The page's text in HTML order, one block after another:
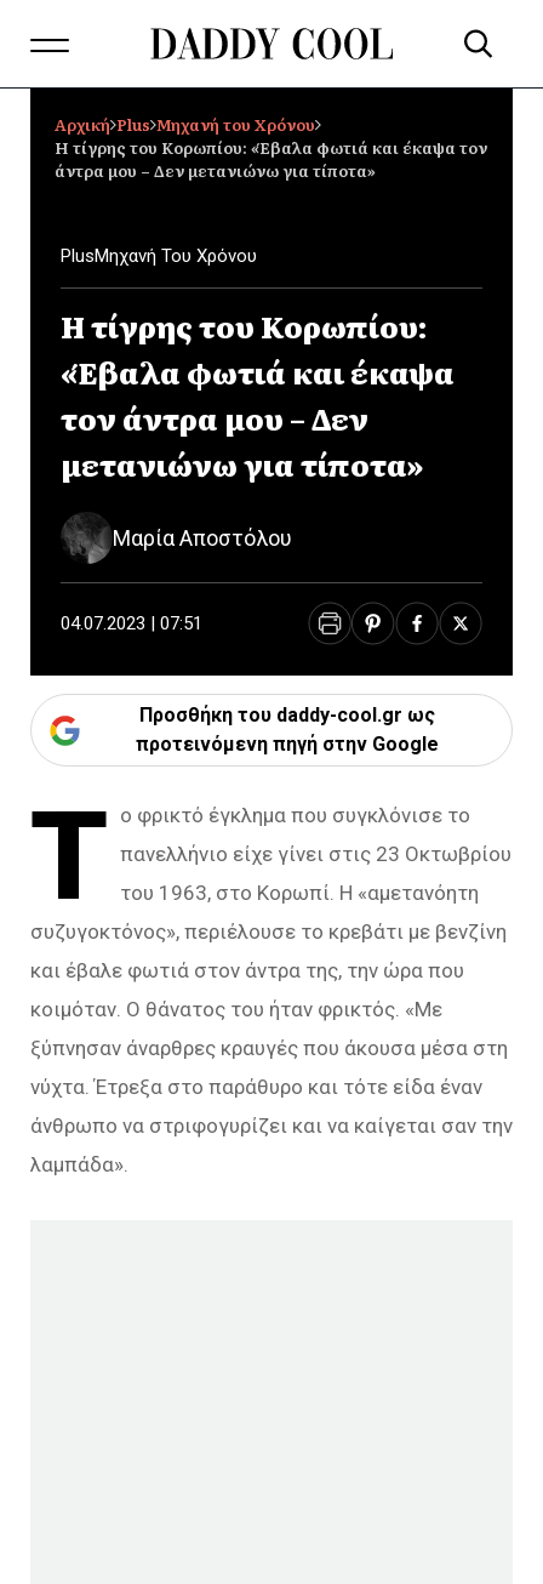
Αρχική Plus Μηχανή του Χρόνου
Η τίγρης του Κορωπίου: «Έβαλα φωτιά και έκαψα τον
άντρα μου – Δεν μετανιώνω για τίποτα»
PlusΜηχανή Του Χρόνου
Η τίγρης του Κορωπίου:
«Έβαλα φωτιά και έκαψα
τον άντρα μου – Δεν
μετανιώνω για τίποτα»
Μαρία Αποστόλου
04.07.2023 | 07:51
Προσθήκη του daddy-cool.gr ως
προτεινόμενη πηγή στην Google
Τ ο φρικτό έγκλημα που συγκλόνισε το
πανελλήνιο είχε γίνει στις 23 Οκτωβρίου
του 1963, στο Κορωπί. Η «αμετανόητη
συζυγοκτόνος», περιέλουσε το κρεβάτι με βενζίνη
και έβαλε φωτιά στον άντρα της, την ώρα που
κοιμόταν. Ο θάνατος του ήταν φρικτός. «Με
ξύπνησαν άναρθρες κραυγές που άκουσα μέσα στη
νύχτα. Έτρεξα στο παράθυρο και τότε είδα έναν
άνθρωπο να στριφογυρίζει και να καίγεται σαν την
λαμπάδα».